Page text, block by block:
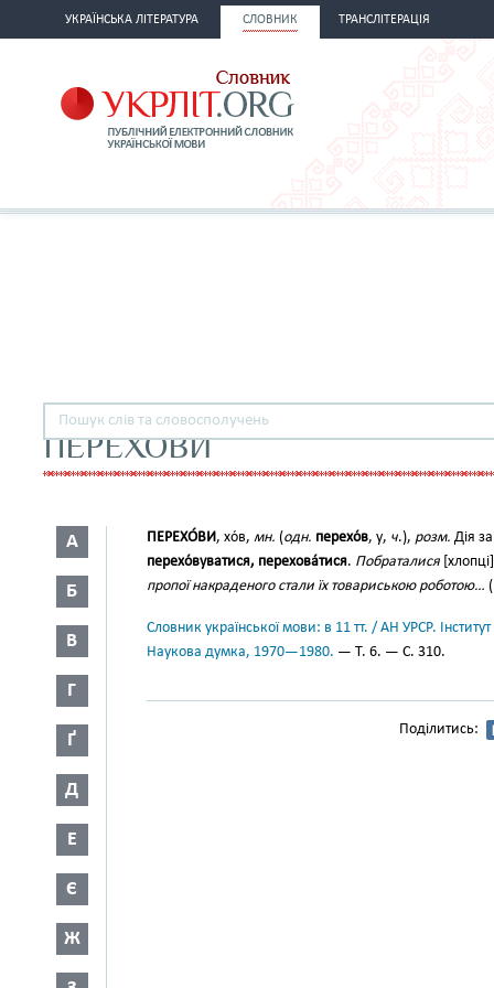
УКРАЇНСЬКА ЛІТЕРАТУРА СЛОВНИК ТРАНСЛІТЕРАЦІЯ
ПЕРЕХОВИ
А
Б
В
Г
Ґ
Д
Е
Є
Ж
ПЕРЕХО́ВИ, хо́в, мн. (одн. перехо́в, у, ч.), розм. Дія
перехо́вуватися, перехова́тися. Побраталися
пропої накраденого стали їх товариською роботою…
Словник української мови: в 11 тт. / АН УРСР.
Наукова думка, 1970—1980. — Т. 6. — С. 310.
Поділитись: